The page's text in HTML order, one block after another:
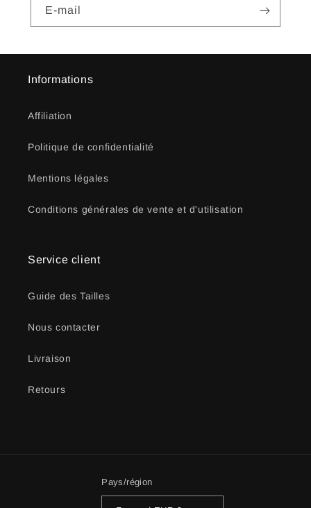
E-mail
Informations
Affiliation
Politique de confidentialité
Mentions légales
Conditions générales de vente et d'utilisation
Service client
Guide des Tailles
Nous contacter
Livraison
Retours
Pays/région